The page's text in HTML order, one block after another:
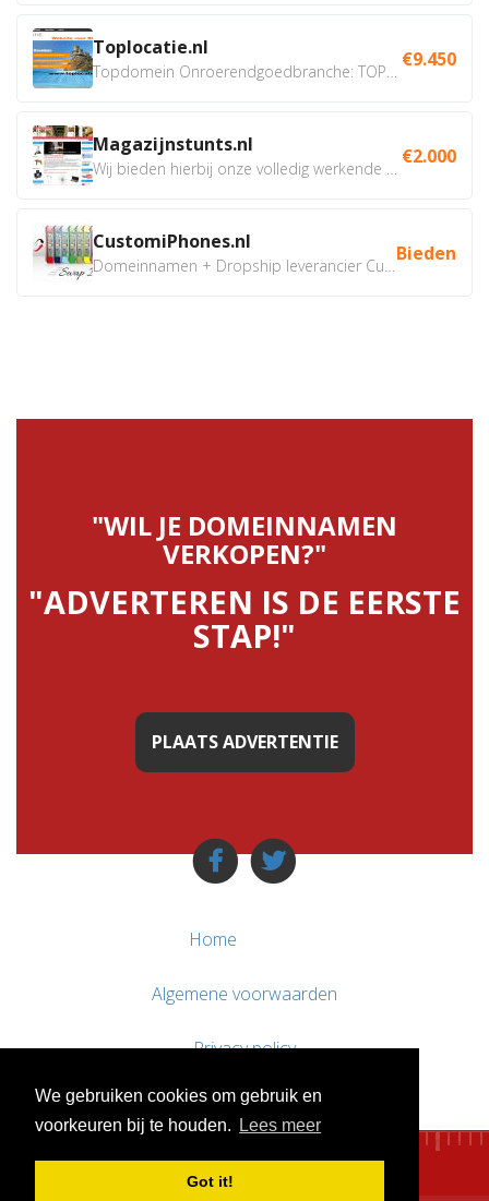
We gebruiken cookies om gebruik en
voorkeuren bij te houden.
Lees meer
Got it!
Toplocatie.nl €9.450
Magazijnstunts.nl €2.000
CustomiPhones.nl Bieden
"WIL JE DOMEINNAMEN
VERKOPEN?"
"ADVERTEREN IS DE EERSTE
STAP!"
PLAATS ADVERTENTIE
Home
Algemene voorwaarden
Privacy policy
Contact / Support